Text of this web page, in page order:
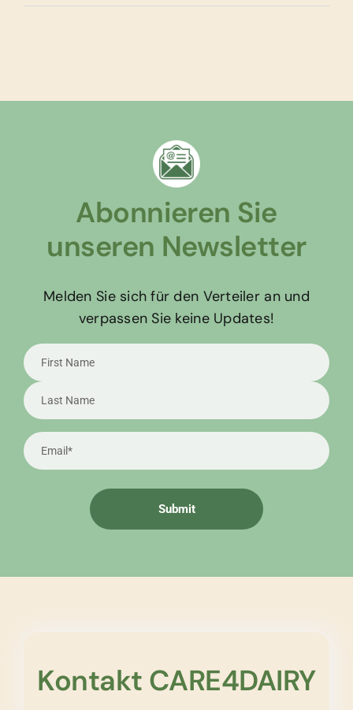
Abonnieren Sie
unseren Newsletter
Melden Sie sich für den Verteiler an und
verpassen Sie keine Updates!
Kontakt CARE4DAIRY